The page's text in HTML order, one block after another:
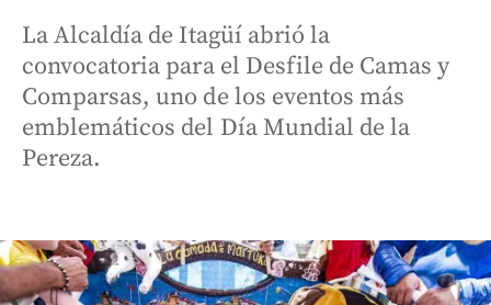
La Alcaldía de Itagüí abrió la
convocatoria para el Desfile de Camas y
Comparsas, uno de los eventos más
emblemáticos del Día Mundial de la
Pereza.